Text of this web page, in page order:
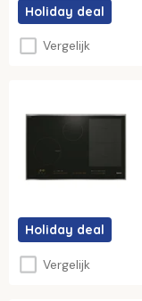
Holiday deal
Vergelijk
Holiday deal
Vergelijk